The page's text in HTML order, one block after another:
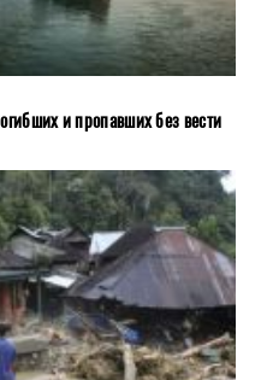
и пропавших без вести